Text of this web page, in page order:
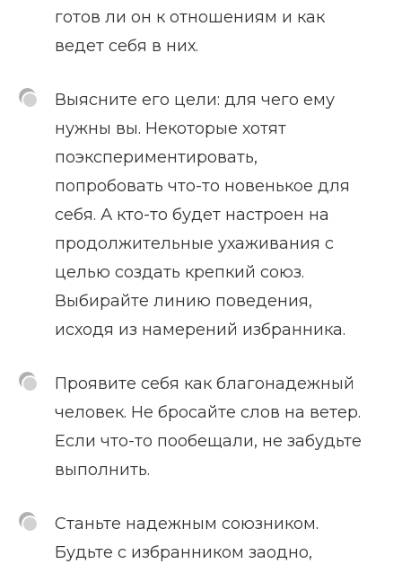
готов ли он к отношениям и как
ведет себя в них.
Выясните его цели: для чего ему
нужны вы. Некоторые хотят
поэкспериментировать,
попробовать что-то новенькое для
себя. А кто-то будет настроен на
продолжительные ухаживания с
целью создать крепкий союз.
Выбирайте линию поведения,
исходя из намерений избранника.
Проявите себя как благонадежный
человек. Не бросайте слов на ветер.
Если что-то пообещали, не забудьте
выполнить.
Станьте надежным союзником.
Будьте с избранником заодно,